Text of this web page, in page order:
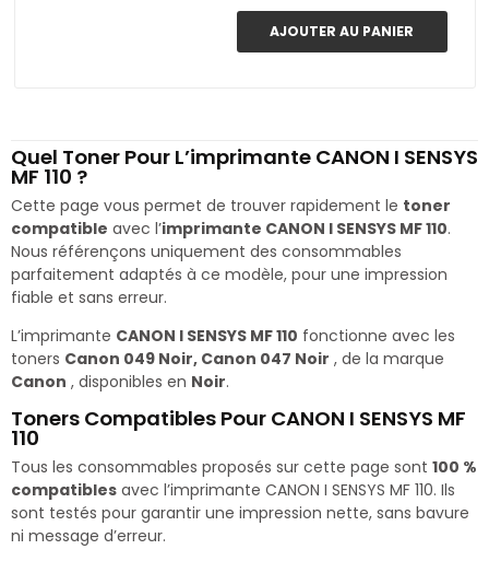
AJOUTER AU PANIER
Quel Toner Pour L’imprimante CANON I SENSYS
MF 110 ?
Cette page vous permet de trouver rapidement le toner
compatible avec l’imprimante CANON I SENSYS MF 110.
Nous référençons uniquement des consommables
parfaitement adaptés à ce modèle, pour une impression
fiable et sans erreur.
L’imprimante CANON I SENSYS MF 110 fonctionne avec les
toners Canon 049 Noir, Canon 047 Noir , de la marque
Canon , disponibles en Noir.
Toners Compatibles Pour CANON I SENSYS MF
110
Tous les consommables proposés sur cette page sont 100 %
compatibles avec l’imprimante CANON I SENSYS MF 110. Ils
sont testés pour garantir une impression nette, sans bavure
ni message d’erreur.